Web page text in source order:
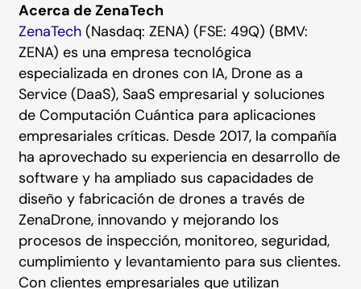
Acerca de ZenaTech
ZenaTech(Nasdaq: ZENA) (FSE: 49Q) (BMV:
ZENA) es una empresa tecnológica
especializada en drones con IA, Drone as a
Service (DaaS), SaaS empresarial y soluciones
de Computación Cuántica para aplicaciones
empresariales críticas. Desde 2017, la compañía
ha aprovechado su experiencia en desarrollo de
software y ha ampliado sus capacidades de
diseño y fabricación de drones a través de
ZenaDrone, innovando y mejorando los
procesos de inspección, monitoreo, seguridad,
cumplimiento y levantamiento para sus clientes.
Con clientes empresariales que utilizan